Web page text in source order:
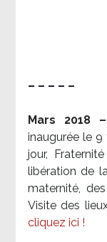
– – – – –
Mars 2018
inaugurée le 9
jour,
libération de
maternité,
Visite des
cliquez ici !